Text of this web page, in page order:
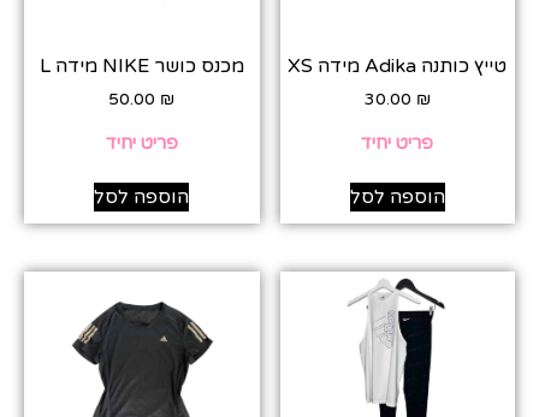
טייץ כותנה Adika מידה XS
30.00 ₪
פריט יחיד
הוספה לסל
מכנס כושר NIKE מידה L
50.00 ₪
פריט יחיד
הוספה לסל